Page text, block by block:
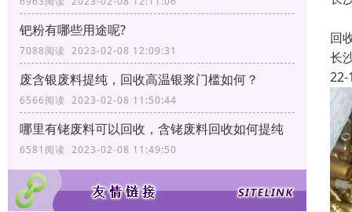
钯粉有哪些用途呢?
7088阅读 2023-02-08 12:09:31
废含银废料提纯，回收高温银浆门槛如何？
6566阅读 2023-02-08 11:50:44
哪里有铑废料可以回收，含铑废料回收如何提纯
6581阅读 2023-02-08 11:49:50
回
长
22-